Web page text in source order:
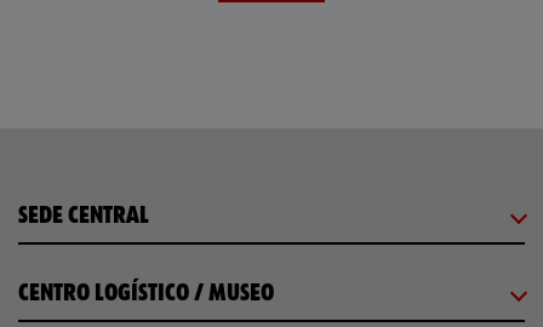
SEDE CENTRAL
CENTRO LOGÍSTICO / MUSEO